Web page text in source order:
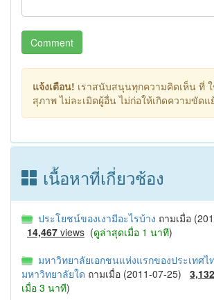
Comment
แจ้งเตือน! เราสนับสนุนทุกความคิดเห็น ที่
สุภาพ ไม่ละเมิดผู้อื่น ไม่ก่อให้เกิดความขัดแ
เนื้อหาที่เกี่ยวช้อง
ประโยชน์ของเงามีอะไรบ้าง ถามเมื่อ
14,467 views (ดูล่าสุดเมื่อ 1 นาที)
มหาวิทยาลัยเอกชนแห่งแรกของประเทศไ
มหาวิทยาลัยใด ถามเมื่อ (2011-07-25) 3,132
เมื่อ 3 นาที)